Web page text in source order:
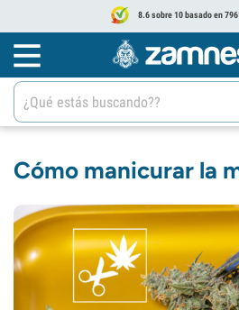
8.6 sobre 10 basado en
Cómo manicurar la